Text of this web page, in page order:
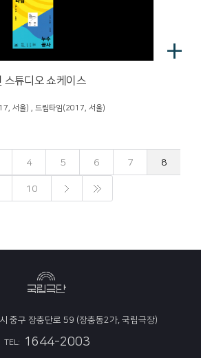
튜디오 쇼케이스
+
서울) , 드림타임(2017, 서울)
4 5 6 7 8
10
중구 장충단로 59 (장충동2가, 국립극장)
TEL: 1644-2003